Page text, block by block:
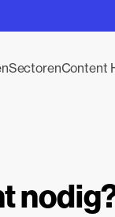
SectorenContent